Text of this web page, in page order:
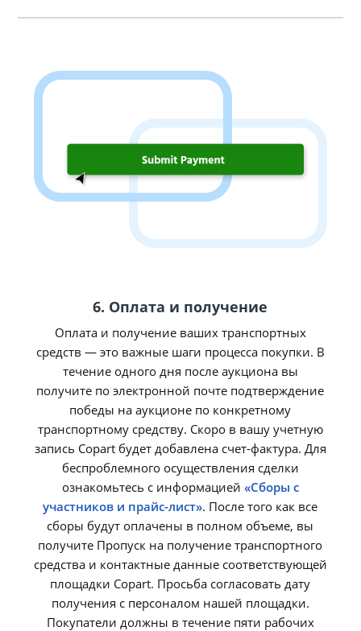
6. Оплата и получение
Оплата и получение ваших транспортных
средств — это важные шаги процесса покупки. В
течение одного дня после аукциона вы
получите по электронной почте подтверждение
победы на аукционе по конкретному
транспортному средству. Скоро в вашу учетную
запись Copart будет добавлена счет-фактура. Для
беспроблемного осуществления сделки
ознакомьтесь с информацией «Сборы с
участников и прайс-лист». После того как все
сборы будут оплачены в полном объеме, вы
получите Пропуск на получение транспортного
средства и контактные данные соответствующей
площадки Copart. Просьба согласовать дату
получения с персоналом нашей площадки.
Покупатели должны в течение пяти рабочих